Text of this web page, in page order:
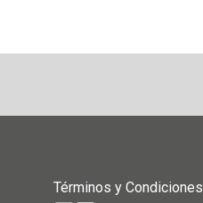
Términos y Condiciones